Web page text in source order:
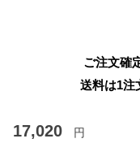
ご注文確
送料は1注
17,020 円